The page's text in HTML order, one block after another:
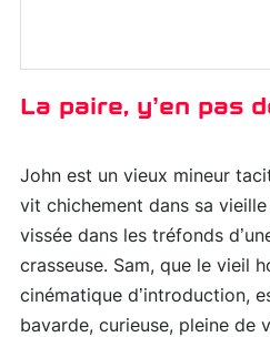
La paire, y’en pas
John est un vieux mineur
vit chichement dans sa
vissée dans les tréfonds
crasseuse. Sam, que le vieil
cinématique d’introduction,
bavarde, curieuse, pleine de